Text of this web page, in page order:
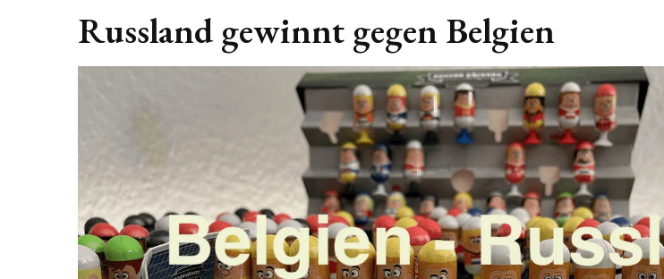
Russland gewinnt gegen Belgien